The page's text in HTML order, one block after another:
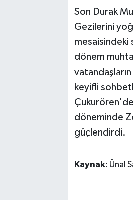
Son Durak
Gezilerini
mesaisindeki
dönem
keyifli
döneminde
güçlendirdi.
Kaynak: Ünal